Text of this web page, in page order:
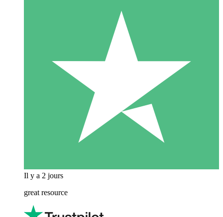
Il y a 2 jours
great resource